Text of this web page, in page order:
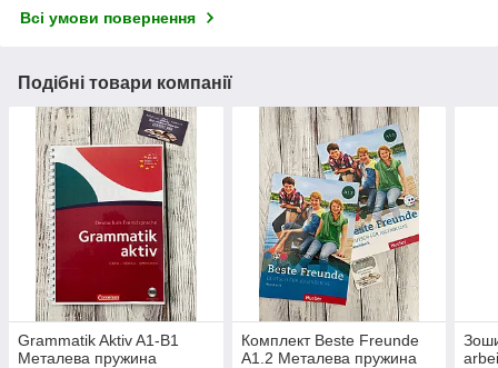
Всі умови повернення
Подібні товари компанії
Grammatik Aktiv A1-B1
Металева пружина
Комплект Beste Freunde
A1.2 Металева пружина